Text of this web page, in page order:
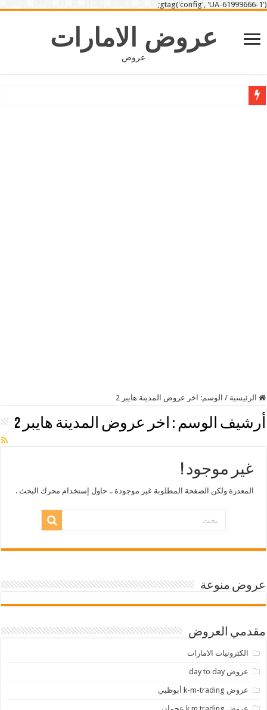
gtag('config', 'UA-61999666-1');
عروض الامارات
عروض
الرئيسية / الوسم: اخر عروض المدينة هايبر 2
أرشيف الوسم : اخر عروض المدينة هايبر 2
غير موجود !
المعذرة ولكن الصفحة المطلوبة غير موجودة .. حاول إستخدام محرك البحث .
عروض منوعة
مقدمي العروض
الكترونيات الامارات
عروض day to day
عروض k-m-trading أبوظبي